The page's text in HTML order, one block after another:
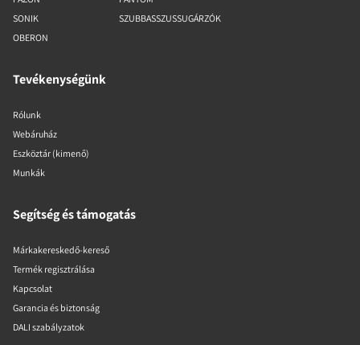
SONIK
OBERON
SZUBBASSZUSSUGÁRZÓK
Tevékenységünk
Rólunk
Webáruház
Eszköztár (kimenő)
Munkák
Segítség és támogatás
Márkakereskedő-kereső
Termék regisztrálása
Kapcsolat
Garancia és biztonság
DALI szabályzatok